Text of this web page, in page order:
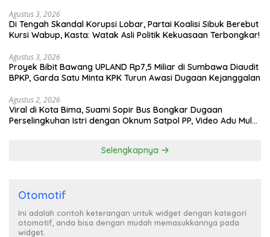
Agustus 3, 2026
Di Tengah Skandal Korupsi Lobar, Partai Koalisi Sibuk Berebut
Kursi Wabup, Kasta: Watak Asli Politik Kekuasaan Terbongkar!
Agustus 3, 2026
Proyek Bibit Bawang UPLAND Rp7,5 Miliar di Sumbawa Diaudit
BPKP, Garda Satu Minta KPK Turun Awasi Dugaan Kejanggalan
Agustus 2, 2026
Viral di Kota Bima, Suami Sopir Bus Bongkar Dugaan
Perselingkuhan Istri dengan Oknum Satpol PP, Video Adu Mulut
Selengkapnya
Otomotif
Ini adalah contoh keterangan untuk widget dengan kategori
otomotif, anda bisa dengan mudah memasukkannya pada
widget.